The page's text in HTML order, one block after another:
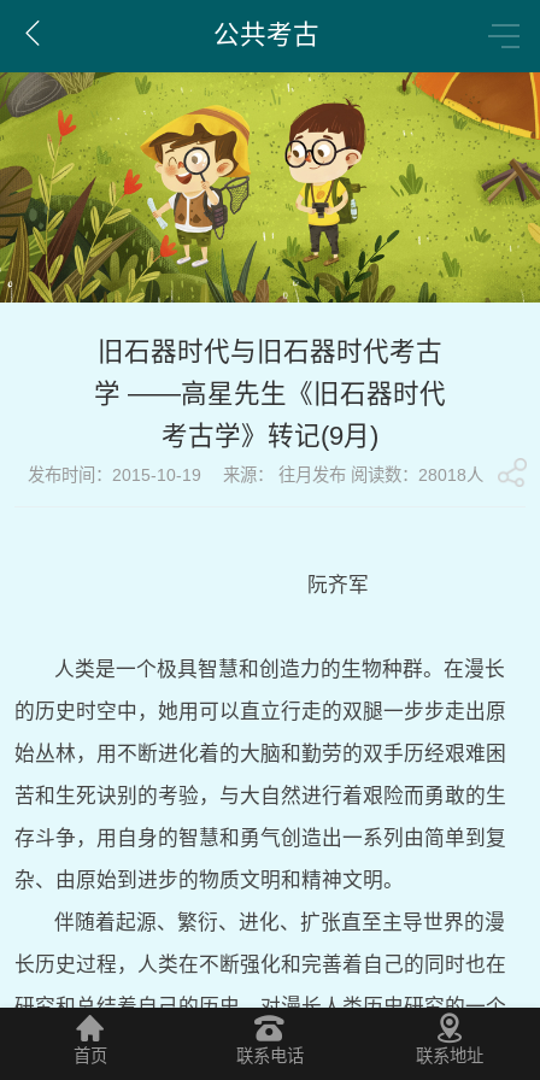
公共考古
旧石器时代与旧石器时代考古
学 ——高星先生《旧石器时代
考古学》转记(9月)
发布时间：2015-10-19 来源： 往月发布 阅读数：28018人
阮齐军
人类是一个极具智慧和创造力的生物种群。在漫长
的历史时空中，她用可以直立行走的双腿一步步走出原
始丛林，用不断进化着的大脑和勤劳的双手历经艰难困
苦和生死诀别的考验，与大自然进行着艰险而勇敢的生
存斗争，用自身的智慧和勇气创造出一系列由简单到复
杂、由原始到进步的物质文明和精神文明。
伴随着起源、繁衍、进化、扩张直至主导世界的漫
长历史过程，人类在不断强化和完善着自己的同时也在
研究和总结着自己的历史。对漫长人类历史研究的一个
重要内容是对其发展阶段的划分和界定，而对历史时代
首页 联系电话 联系地址